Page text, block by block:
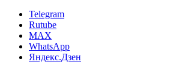
Telegram
Rutube
MAX
WhatsApp
Яндекс.Дзен